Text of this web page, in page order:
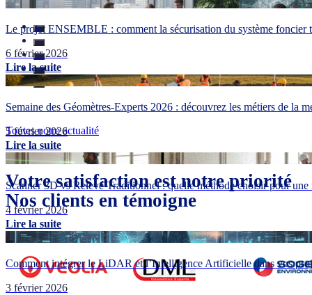
Le projet ENSEMBLE : comment la sécurisation du système foncier
6 février 2026
Lire la suite
Semaine des Géomètres-Experts 2026 : découvrez les métiers de la
5 février 2026
Lire la suite
Scanner 3D vs Relevé Traditionnel : quelle méthode choisir pour
4 février 2026
Lire la suite
Comment intégrer le LiDAR et l’Intelligence Artificielle dans vos
3 février 2026
Toutes notre actualité
Votre satisfaction est notre priorité
Nos clients en témoigne